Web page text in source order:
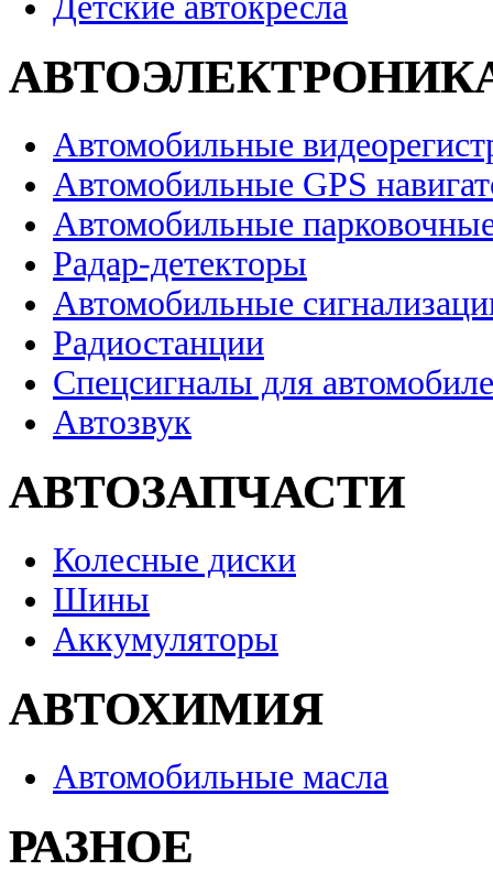
Автомобильные
Автомобильные GPS
Автомобильные
Радар-детекторы
Автомобильные
Радиостанции
Спецсигналы для
Автозвук
АВТОЗАПЧАСТИ
Колесные диски
Шины
Аккумуляторы
АВТОХИМИЯ
Автомобильные масла
РАЗНОЕ